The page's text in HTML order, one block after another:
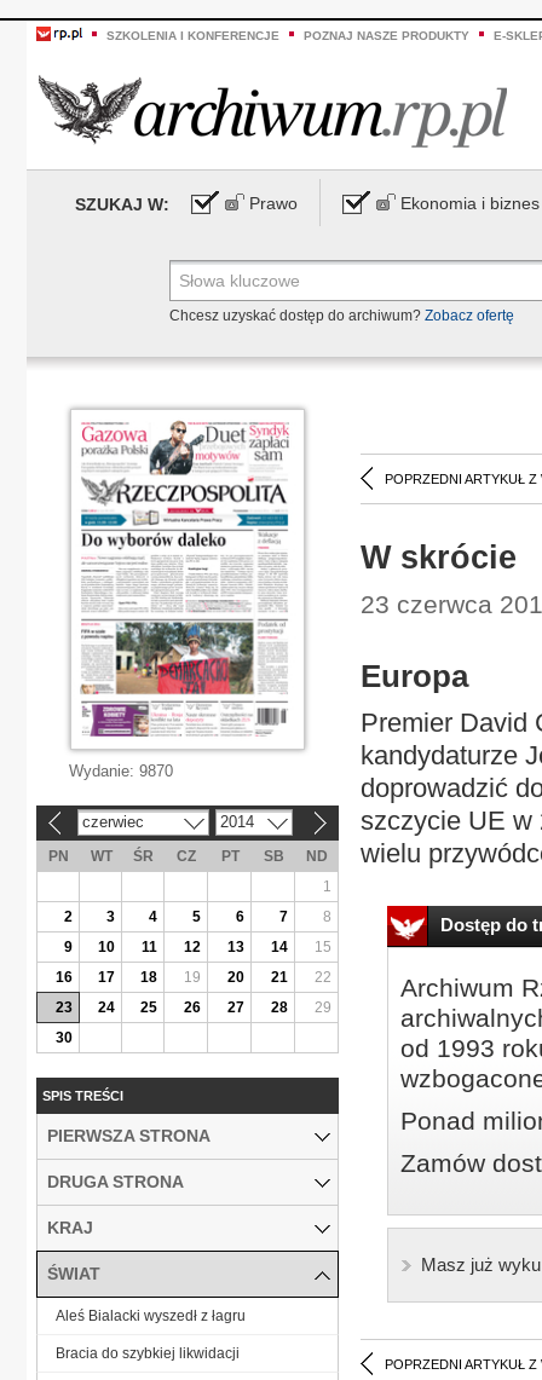
SZKOLENIA I KONFERENCJE POZNAJ NASZE PRODUKTY E-
SZUKAJ W: Prawo Ekonomia i biznes
Chcesz uzyskać dostęp do archiwum? Zobacz ofertę
POPRZEDNI ARTYKUŁ Z
W skrócie
23 czerwca
Europa
Premier David
kandydaturze
doprowadzić
szczycie UE w
wielu
Dostęp do
Archiwum
od 1993
Ponad
Zamów
Masz już
POPRZEDNI ARTYKUŁ Z
Wydanie: 9870
czerwiec 2014
PN WT ŚR CZ PT SB
ND
1
2
3 4 5 6 7
8
9
10 11 12 13 14
15
16
17 18 19 20 21
22
23
24 25 26 27 28
29
30
SPIS TREŚCI
PIERWSZA STRONA
DRUGA STRONA
KRAJ
ŚWIAT
Aleś Bialacki wyszedł z łagru
Bracia do szybkiej likwidacji